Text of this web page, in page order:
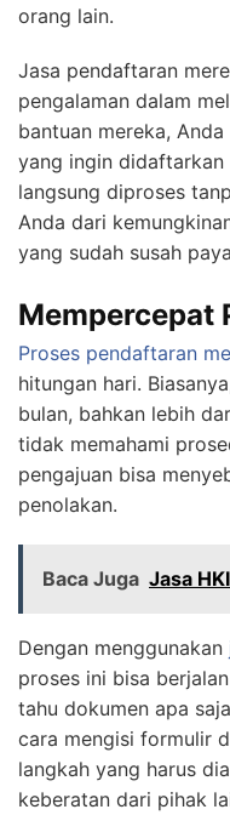
orang lain.
Jasa pendaftaran
pengalaman dalam
bantuan mereka,
yang ingin
langsung diproses
Anda dari
yang sudah susah
Mempercepat
Proses pendaftaran
hitungan hari.
bulan, bahkan lebih
tidak memahami
pengajuan bisa
penolakan.
Baca Juga Jasa
Dengan menggunakan
proses ini bisa
tahu dokumen apa
cara mengisi formulir
langkah yang harus
keberatan dari pihak